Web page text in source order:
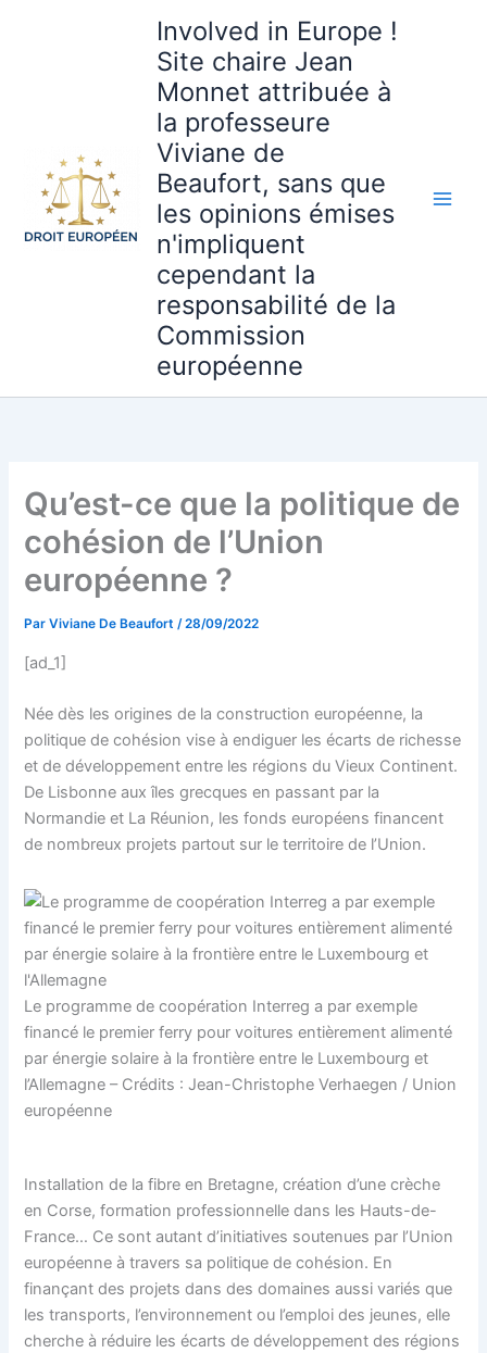
Involved in Europe !
Site chaire Jean
Monnet attribuée à
la professeure
Viviane de
Beaufort, sans que
les opinions émises
n'impliquent
cependant la
responsabilité de la
Commission
européenne
Qu’est-ce que la politique de
cohésion de l’Union
européenne ?
ParViviane De Beaufort/28/09/2022
[ad_1]
Née dès les origines de la construction européenne, la
politique de cohésion vise à endiguer les écarts de richesse
et de développement entre les régions du Vieux Continent.
De Lisbonne aux îles grecques en passant par la
Normandie et La Réunion, les fonds européens financent
de nombreux projets partout sur le territoire de l’Union.
Le programme de coopération Interreg a par exemple
financé le premier ferry pour voitures entièrement alimenté
par énergie solaire à la frontière entre le Luxembourg et
l’Allemagne – Crédits : Jean-Christophe Verhaegen / Union
européenne
Installation de la fibre en Bretagne, création d’une crèche
en Corse, formation professionnelle dans les Hauts-de-
France… Ce sont autant d’initiatives soutenues par l’Union
européenne à travers sa politique de cohésion. En
finançant des projets dans des domaines aussi variés que
les transports, l’environnement ou l’emploi des jeunes, elle
cherche à réduire les écarts de développement des régions